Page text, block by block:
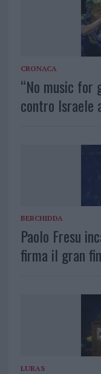
CRONACA
“No music for
contro Israele
BERCHIDDA
Paolo Fresu
firma il gran
LURAS